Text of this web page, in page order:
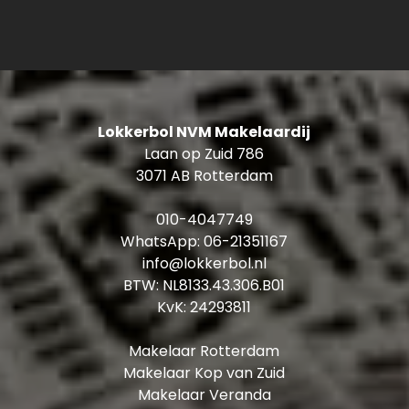
Kenmerken en bijzonderheden:
Bouwjaar: 2025
Woonoppervlakte: ± 81 m²
Tuin: ± 17 m²
Eigen grond
VvE bijdrage 2026: ± € 124,- per maand
Verwarming en warm water: stadsverwarming
en WTW-unit
Gehele woning is voorzien van vloerverwarming
Energielabel: A+
Gemeenschappelijke fietsenstalling
Toegang tot de gezamenlijke binnentuin
Oplevering: in overleg, medio juni 2026
Lokkerbol NVM Makelaardij
Laan op Zuid 786
3071 AB Rotterdam
010-4047749
WhatsApp:06-21351167
info@lokkerbol.nl
BTW: NL8133.43.306.B01
KvK: 24293811
Makelaar Rotterdam
Makelaar Kop van Zuid
Makelaar Veranda